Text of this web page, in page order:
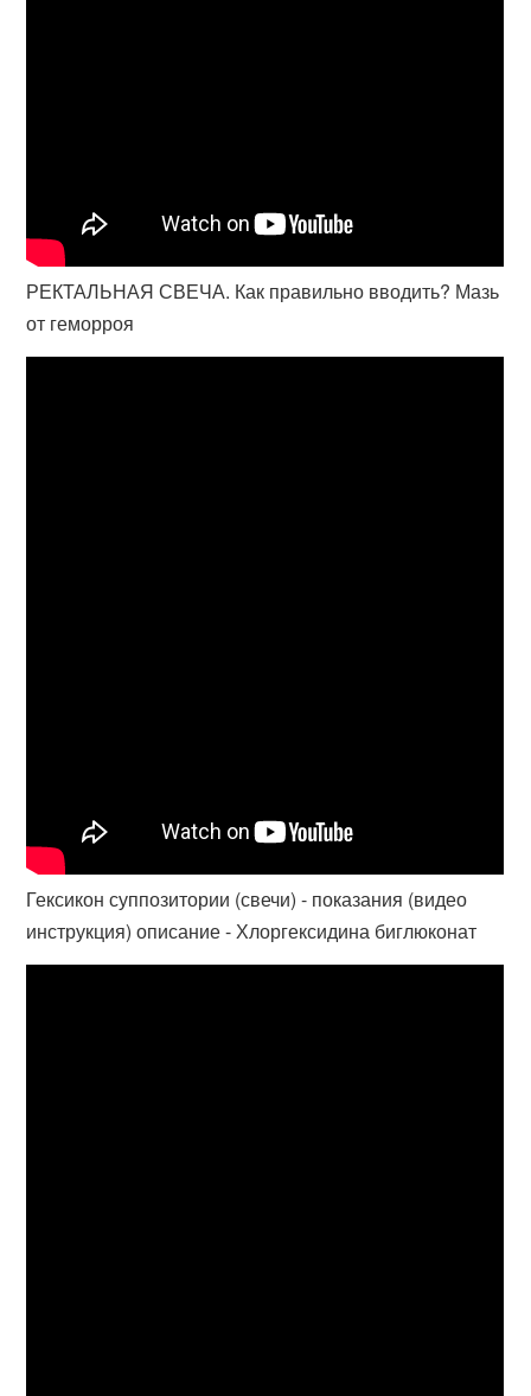
РЕКТАЛЬНАЯ СВЕЧА. Как правильно вводить? Мазь
от геморроя
Гексикон суппозитории (свечи) - показания (видео
инструкция) описание - Хлоргексидина биглюконат